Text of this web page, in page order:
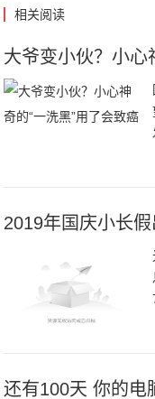
相关阅读
大爷变小伙？小心
2019年国庆小长
还有100天 你的电